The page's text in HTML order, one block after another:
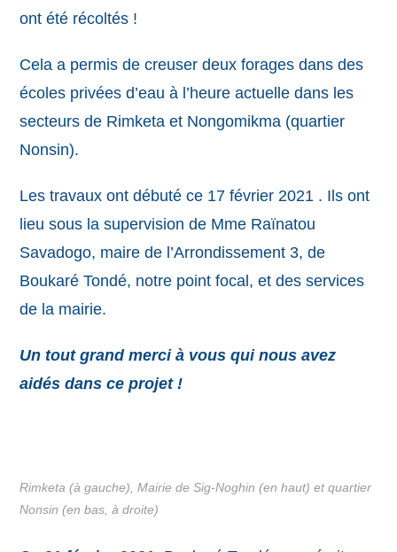
ont été récoltés !
Cela a permis de creuser deux forages dans des
écoles privées d’eau à l’heure actuelle dans les
secteurs de Rimketa et Nongomikma (quartier
Nonsin).
Les travaux ont débuté ce 17 février 2021 . Ils ont
lieu sous la supervision de Mme Raïnatou
Savadogo, maire de l’Arrondissement 3, de
Boukaré Tondé, notre point focal, et des services
de la mairie.
Un tout grand merci à vous qui nous avez
aidés dans ce projet !
Rimketa (à gauche), Mairie de Sig-Noghin (en haut) et quartier
Nonsin (en bas, à droite)